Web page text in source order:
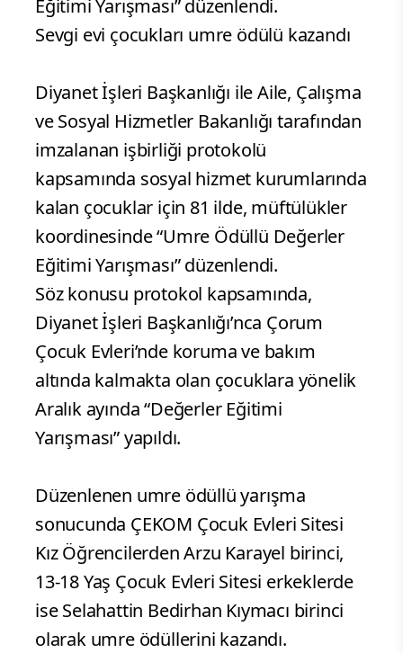
Eğitimi Yarışması” düzenlendi.
Sevgi evi çocukları umre ödülü kazandı
Diyanet İşleri Başkanlığı ile Aile, Çalışma
ve Sosyal Hizmetler Bakanlığı tarafından
imzalanan işbirliği protokolü
kapsamında sosyal hizmet kurumlarında
kalan çocuklar için 81 ilde, müftülükler
koordinesinde “Umre Ödüllü Değerler
Eğitimi Yarışması” düzenlendi.
Söz konusu protokol kapsamında,
Diyanet İşleri Başkanlığı’nca Çorum
Çocuk Evleri’nde koruma ve bakım
altında kalmakta olan çocuklara yönelik
Aralık ayında “Değerler Eğitimi
Yarışması” yapıldı.
Düzenlenen umre ödüllü yarışma
sonucunda ÇEKOM Çocuk Evleri Sitesi
Kız Öğrencilerden Arzu Karayel birinci,
13-18 Yaş Çocuk Evleri Sitesi erkeklerde
ise Selahattin Bedirhan Kıymacı birinci
olarak umre ödüllerini kazandı.